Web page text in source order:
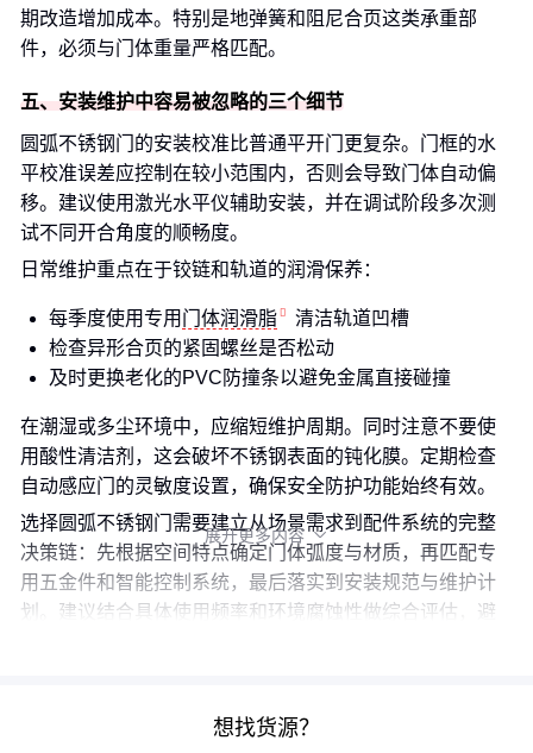
期改造增加成本。特别是地弹簧和阻尼合页这类承重部
件，必须与门体重量严格匹配。
五、安装维护中容易被忽略的三个细节
圆弧不锈钢门的安装校准比普通平开门更复杂。门框的水
平校准误差应控制在较小范围内，否则会导致门体自动偏
移。建议使用激光水平仪辅助安装，并在调试阶段多次测
试不同开合角度的顺畅度。
日常维护重点在于铰链和轨道的润滑保养：
每季度使用专用 门体润滑脂
清洁轨道凹槽
检查异形合页的紧固螺丝是否松动
及时更换老化的PVC防撞条以避免金属直接碰撞
在潮湿或多尘环境中，应缩短维护周期。同时注意不要使
用酸性清洁剂，这会破坏不锈钢表面的钝化膜。定期检查
自动感应门的灵敏度设置，确保安全防护功能始终有效。
选择圆弧不锈钢门需要建立从场景需求到配件系统的完整
决策链：先根据空间特点确定门体弧度与材质，再匹配专
用五金件和智能控制系统，最后落实到安装规范与维护计
划。建议结合具体使用频率和环境腐蚀性做综合评估，避
展开更多内容 
想找货源？